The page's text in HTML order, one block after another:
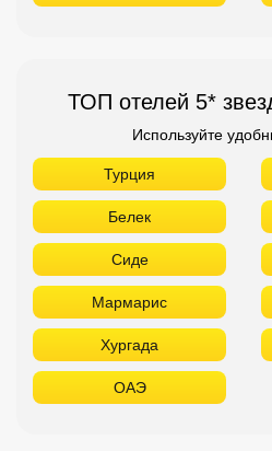
ТОП отелей 5*
Используйте
Турция
Белек
Сиде
Мармарис
Хургада
ОАЭ